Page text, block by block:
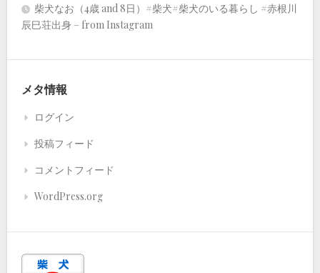
柴犬なお（4歳 and 8日）#柴犬#柴犬のいる暮らし #赤根川
辰巳荘出身 – from Instagram
メタ情報
ログイン
投稿フィード
コメントフィード
WordPress.org